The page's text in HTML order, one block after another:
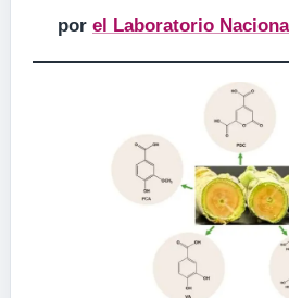
por el Laboratorio